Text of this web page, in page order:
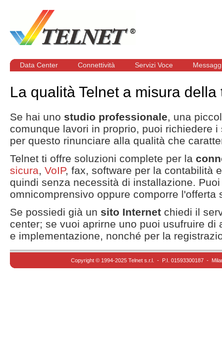
Data Center Connettività Servizi Voce
La qualità Telnet a misura della
Se hai uno studio professionale , una
comunque lavori in proprio, puoi richiedere
per questo rinunciare alla qualità che
Telnet ti offre soluzioni complete per la
sicura
VoIP, fax, software per la contabilità
quindi senza necessità di installazione.
omnicomprensivo oppure comporre l'offerta
Se possiedi già un sito Internet chiedi il
center; se vuoi aprirne uno puoi usufruire
e implementazione, nonché per la
Copyright © 1994-2025 Telnet s.r.l. - P.I. 01593300187 -